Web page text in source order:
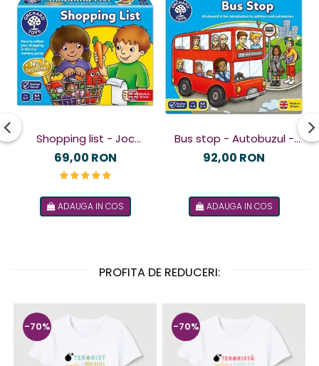
Shopping list - Joc
educativ
69,00 RON
ADAUGA IN COS
Bus stop - Autobuzul -
Joc educativ
92,00 RON
ADAUGA IN COS
PROFITA DE REDUCERI:
-70% -70%